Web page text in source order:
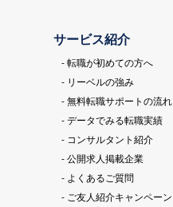
サービス紹介
- 転職が初めての方へ
- リーベルの強み
- 無料転職サポートの流れ
- データでみる転職実績
- コンサルタント紹介
- 公開求人掲載企業
- よくあるご質問
- ご友人紹介キャンペーン